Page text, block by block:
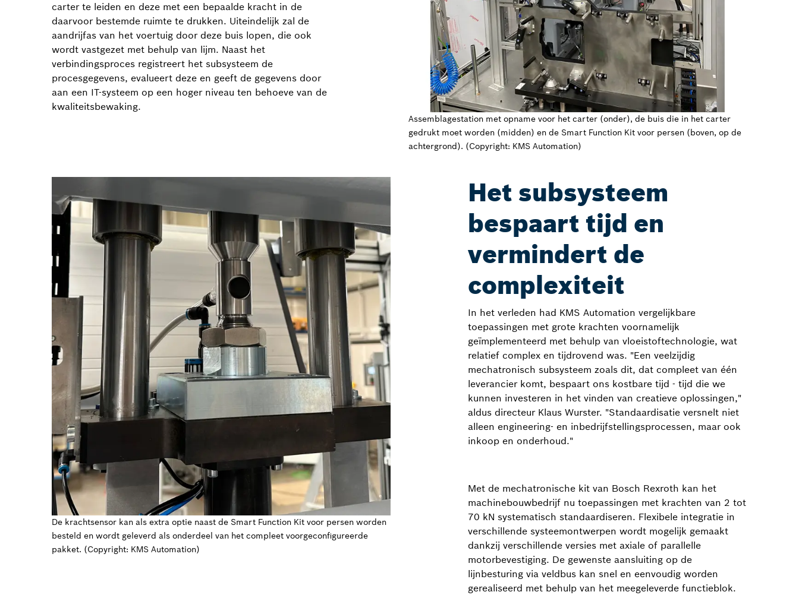
carter te leiden en deze met een bepaalde kracht in de
daarvoor bestemde ruimte te drukken. Uiteindelijk zal de
aandrijfas van het voertuig door deze buis lopen, die ook
wordt vastgezet met behulp van lijm. Naast het
verbindingsproces registreert het subsysteem de
procesgegevens, evalueert deze en geeft de gegevens door
aan een IT-systeem op een hoger niveau ten behoeve van de
kwaliteitsbewaking.
Assemblagestation met opname voor het carter (onder), de buis die in het carter
gedrukt moet worden (midden) en de Smart Function Kit voor persen (boven, op de
achtergrond). (Copyright: KMS Automation)
De krachtsensor kan als extra optie naast de Smart Function Kit voor persen worden
besteld en wordt geleverd als onderdeel van het compleet voorgeconfigureerde
pakket. (Copyright: KMS Automation)
Het subsysteem
bespaart tijd en
vermindert de
complexiteit
In het verleden had KMS Automation vergelijkbare
toepassingen met grote krachten voornamelijk
geïmplementeerd met behulp van vloeistoftechnologie, wat
relatief complex en tijdrovend was. "Een veelzijdig
mechatronisch subsysteem zoals dit, dat compleet van één
leverancier komt, bespaart ons kostbare tijd - tijd die we
kunnen investeren in het vinden van creatieve oplossingen,"
aldus directeur Klaus Wurster. "Standaardisatie versnelt niet
alleen engineering- en inbedrijfstellingsprocessen, maar ook
inkoop en onderhoud."
Met de mechatronische kit van Bosch Rexroth kan het
machinebouwbedrijf nu toepassingen met krachten van 2 tot
70 kN systematisch standaardiseren. Flexibele integratie in
verschillende systeemontwerpen wordt mogelijk gemaakt
dankzij verschillende versies met axiale of parallelle
motorbevestiging. De gewenste aansluiting op de
lijnbesturing via veldbus kan snel en eenvoudig worden
gerealiseerd met behulp van het meegeleverde functieblok.